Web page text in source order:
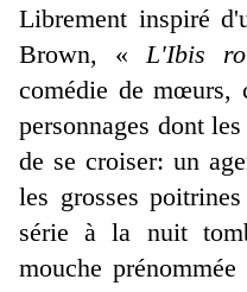
Librement inspiré
Brown, «L'Ibis
comédie de mœurs,
personnages dont
de se croiser: un
les grosses
série à la nuit
mouche